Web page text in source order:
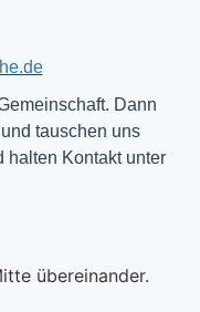
Dann
tauschen uns
halten Kontakt unter